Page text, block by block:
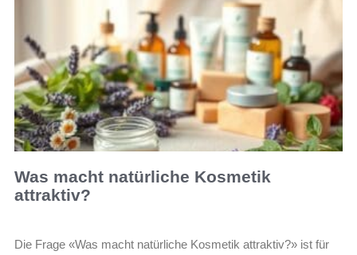
Was macht natürliche Kosmetik
attraktiv?
Die Frage «Was macht natürliche Kosmetik attraktiv?» ist für